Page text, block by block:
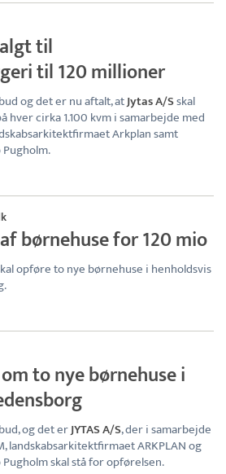
til
til 120 millioner
og det er nu aftalt, atJytas A/Sskal
cirka 1.100 kvm i samarbejde med
Arkplan samt
børnehuse for 120 mio
opføre to nye børnehuse i henholdsvis
to nye børnehuse i
og det erJYTAS A/S, der i samarbejde
landskabsarkitektfirmaet ARKPLAN og
skal stå for opførelsen.